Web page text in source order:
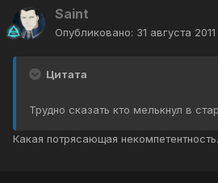
Saint
Опубликовано: 31 августа 2011
Цитата
Трудно сказать кто мелькнул в
Какая потрясающая